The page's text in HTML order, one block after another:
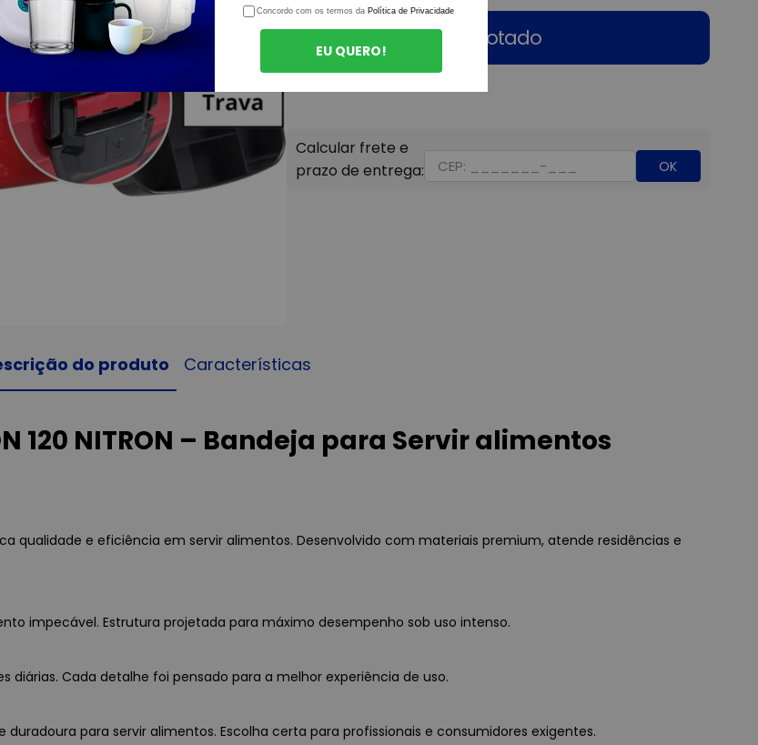
Esgotado
OK
do produto Características
120 NITRON – Bandeja para Servir alimentos
qualidade e eficiência em servir alimentos. Desenvolvido com materiais premium, atende residências e
impecável. Estrutura projetada para máximo desempenho sob uso intenso.
Cada detalhe foi pensado para a melhor experiência de uso.
para servir alimentos. Escolha certa para profissionais e consumidores exigentes.
Concordo com os termos da Política de Privacidade
EU QUERO!